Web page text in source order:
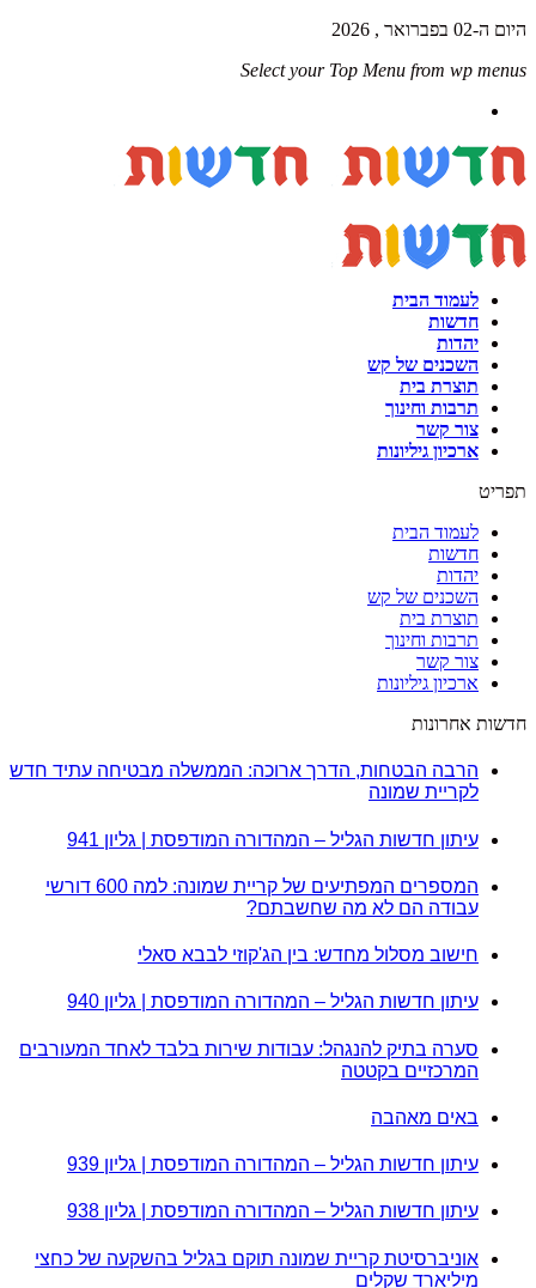
היום ה-02 בפברואר , 2026
Select your Top Menu from wp menus
לעמוד הבית
חדשות
יהדות
השכנים של קש
תוצרת בית
תרבות וחינוך
צור קשר
ארכיון גיליונות
תפריט
לעמוד הבית
חדשות
יהדות
השכנים של קש
תוצרת בית
תרבות וחינוך
צור קשר
ארכיון גיליונות
חדשות אחרונות
הרבה הבטחות, הדרך ארוכה: הממשלה מבטיחה עתיד חדש
לקריית שמונה
עיתון חדשות הגליל – המהדורה המודפסת | גליון 941
המספרים המפתיעים של קריית שמונה: למה 600 דורשי
עבודה הם לא מה שחשבתם?
חישוב מסלול מחדש: בין הג'קוזי לבבא סאלי
עיתון חדשות הגליל – המהדורה המודפסת | גליון 940
סערה בתיק להנגהל: עבודות שירות בלבד לאחד המעורבים
המרכזיים בקטטה
באים מאהבה
עיתון חדשות הגליל – המהדורה המודפסת | גליון 939
עיתון חדשות הגליל – המהדורה המודפסת | גליון 938
אוניברסיטת קריית שמונה תוקם בגליל בהשקעה של כחצי
מיליארד שקלים